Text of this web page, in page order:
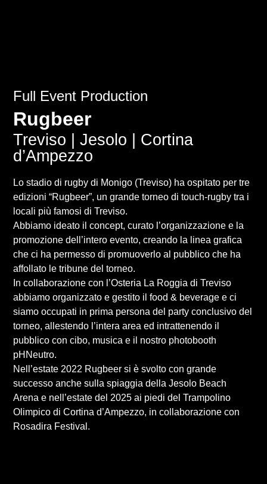
Full Event Production
Rugbeer
Treviso | Jesolo | Cortina
d’Ampezzo
Lo stadio di rugby di Monigo (Treviso) ha ospitato per tre
edizioni “Rugbeer”, un grande torneo di touch-rugby tra i
locali più famosi di Treviso.
Abbiamo ideato il concept, curato l’organizzazione e la
promozione dell’intero evento, creando la linea grafica
che ci ha permesso di promuoverlo al pubblico che ha
affollato le tribune del torneo.
In collaborazione con l’Osteria La Roggia di Treviso
abbiamo organizzato e gestito il food & beverage e ci
siamo occupati in prima persona del party conclusivo del
torneo, allestendo l’intera area ed intrattenendo il
pubblico con cibo, musica e il nostro photobooth
pHNeutro.
Nell’estate 2022 Rugbeer si è svolto con grande
successo anche sulla spiaggia della Jesolo Beach
Arena e nell’estate del 2025 ai piedi del Trampolino
Olimpico di Cortina d’Ampezzo, in collaborazione con
Rosadira Festival.